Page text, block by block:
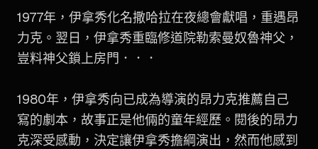
1977年，伊拿秀化名撒哈拉在夜總會獻唱，重遇昂
力克。翌日，伊拿秀重臨修道院勒索曼奴魯神父，
豈料神父鎖上房門．．．
1980年，伊拿秀向已成為導演的昂力克推薦自己
寫的劇本，故事正是他倆的童年經歷。閱後的昂力
克深受感動，決定讓伊拿秀擔綱演出，然而他感到